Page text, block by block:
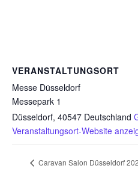
VERANSTALTUNGSORT
Messe Düsseldorf
Messepark 1
Düsseldorf, 40547 Deutschland
Veranstaltungsort-Website
Caravan Salon Düsseldorf